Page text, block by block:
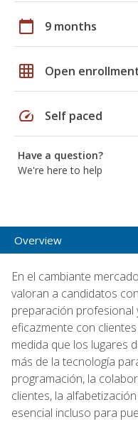
calendar_today 9 months
grid_on Open
speed Self paced
Have a question?
We're here to help
Overview
En el cambiante
valoran a candidatos
preparación profesional
eficazmente con
medida que los lugares
más de la tecnología
programación, la
clientes, la
esencial incluso para